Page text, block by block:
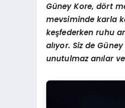
Güney Kore, dört
mevsiminde karla
keşfederken ruhu
alıyor. Siz de
unutulmaz anılar